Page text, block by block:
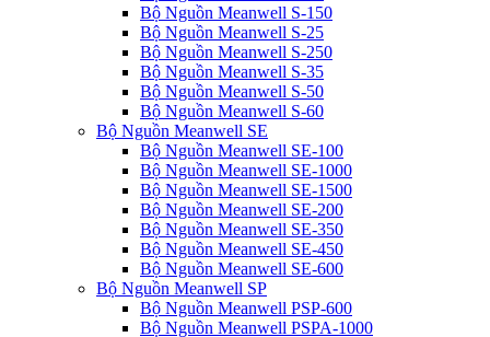
Bộ Nguồn Meanwell S-150
Bộ Nguồn Meanwell S-25
Bộ Nguồn Meanwell S-250
Bộ Nguồn Meanwell S-35
Bộ Nguồn Meanwell S-50
Bộ Nguồn Meanwell S-60
Bộ Nguồn Meanwell SE
Bộ Nguồn Meanwell SE-100
Bộ Nguồn Meanwell SE-1000
Bộ Nguồn Meanwell SE-1500
Bộ Nguồn Meanwell SE-200
Bộ Nguồn Meanwell SE-350
Bộ Nguồn Meanwell SE-450
Bộ Nguồn Meanwell SE-600
Bộ Nguồn Meanwell SP
Bộ Nguồn Meanwell PSP-600
Bộ Nguồn Meanwell PSPA-1000